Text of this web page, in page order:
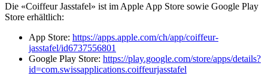
Die «Coiffeur Jasstafel» ist im Apple App Store sowie Google Play
Store erhältlich:
App Store: https://apps.apple.com/ch/app/coiffeur-
jasstafel/id6737556801
Google Play Store: https://play.google.com/store/apps/details?
id=com.swissapplications.coiffeurjasstafel